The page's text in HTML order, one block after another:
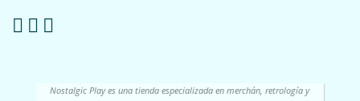
Nostalgic Play es una tienda especializada en merchán, retrología y